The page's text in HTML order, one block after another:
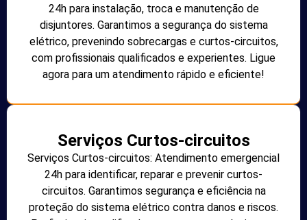
24h para instalação, troca e manutenção de
disjuntores. Garantimos a segurança do sistema
elétrico, prevenindo sobrecargas e curtos-circuitos,
com profissionais qualificados e experientes. Ligue
agora para um atendimento rápido e eficiente!
Serviços Curtos-circuitos
Serviços Curtos-circuitos: Atendimento emergencial
24h para identificar, reparar e prevenir curtos-
circuitos. Garantimos segurança e eficiência na
proteção do sistema elétrico contra danos e riscos.